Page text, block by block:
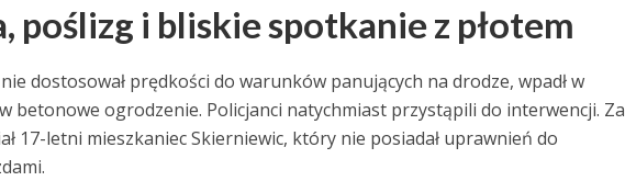
poślizg i bliskie spotkanie z płotem
dostosował prędkości do warunków panujących na drodze, wpadł w
betonowe ogrodzenie. Policjanci natychmiast przystąpili do interwencji. Za
17-letni mieszkaniec Skierniewic, który nie posiadał uprawnień do